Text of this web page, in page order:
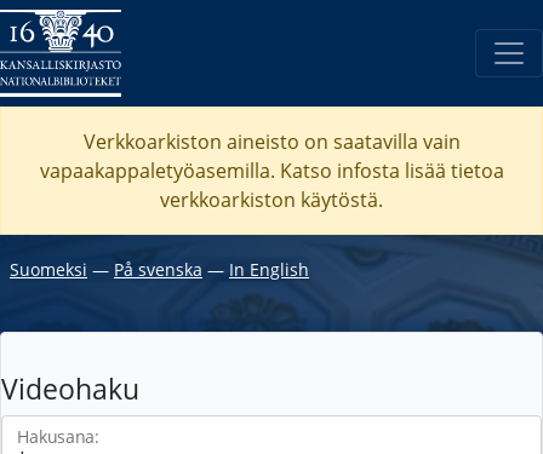
Verkkoarkiston aineisto on saatavilla vain
vapaakappaletyöasemilla. Katso infosta lisää tietoa
verkkoarkiston käytöstä.
Suomeksi ― På svenska ― In English
Videohaku
Hakusana: